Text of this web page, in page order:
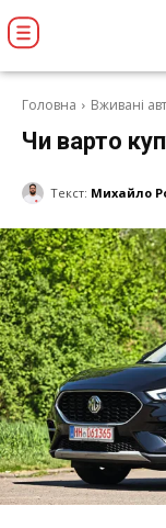
Головна Вживані
Чи варто
Текст: Михайло